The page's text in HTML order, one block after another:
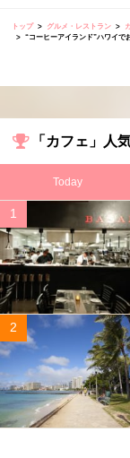
トップ グルメ・レストラン
“コーヒーアイランド”ハワイで
「カフェ」人
Today